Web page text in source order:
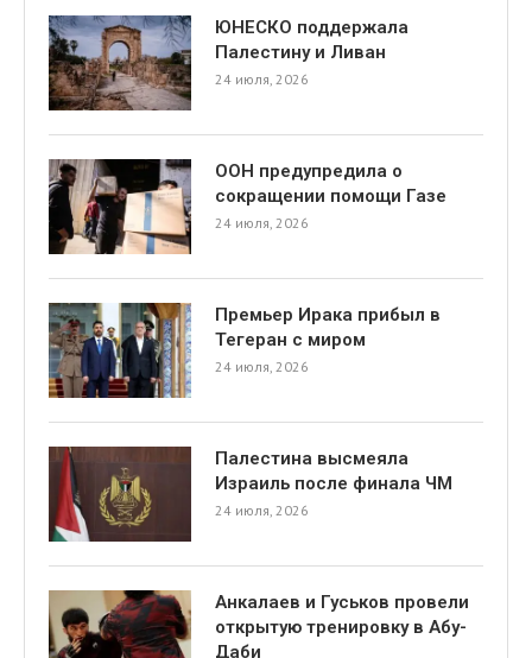
ЮНЕСКО поддержала
Палестину и Ливан
24 июля, 2026
ООН предупредила о
сокращении помощи Газе
24 июля, 2026
Премьер Ирака прибыл в
Тегеран с миром
24 июля, 2026
Палестина высмеяла
Израиль после финала ЧМ
24 июля, 2026
Анкалаев и Гуськов провели
открытую тренировку в Абу-
Даби